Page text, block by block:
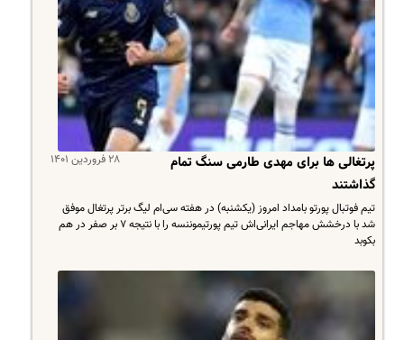
۲۸ فروردین ۱۴۰۱
پرتغالی ها برای مهدی طارمی سنگ تمام
گذاشتند
تیم فوتبال پورتو بامداد امروز (یکشنبه) در هفته سی‌ام لیگ برتر پرتغال موفق
شد با درخشش مهاجم ایرانی‌اش تیم پورتیموننسه را با نتیجه ۷ بر صفر در هم
بکوبد